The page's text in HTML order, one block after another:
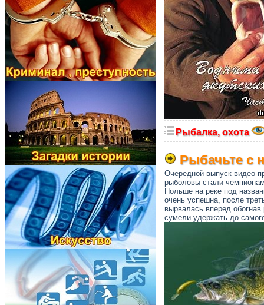
Рыбалка, охота
Рыбачьте с
Очередной выпуск видео-
рыболовы стали
Польше на реке под
очень успешна, после
вырвалась вперед
сумели удержать до